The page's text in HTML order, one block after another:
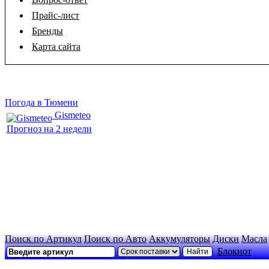
Прайс-лист
Бренды
Карта сайта
Погода в Тюмени
Gismeteo
Прогноз на 2 недели
Поиск по Артикул Поиск по Авто Аккумуляторы Диски Масла
Блокнот